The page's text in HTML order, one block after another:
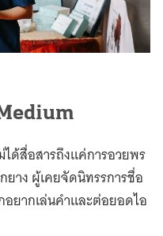
ได้สื่อสารถึงแค่การอวยพร
ยาง ผู้เคยจัดนิทรรการชื่อ
อยากเล่นคำและต่อยอดไอ